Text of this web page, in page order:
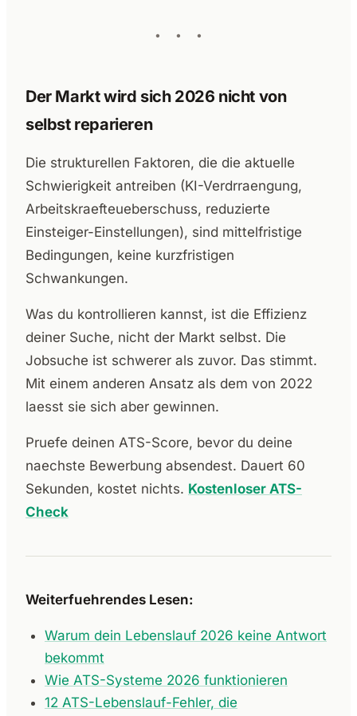
Der Markt wird sich 2026 nicht von
selbst reparieren
Die strukturellen Faktoren, die die aktuelle
Schwierigkeit antreiben (KI-Verdrraengung,
Arbeitskraefteueberschuss, reduzierte
Einsteiger-Einstellungen), sind mittelfristige
Bedingungen, keine kurzfristigen
Schwankungen.
Was du kontrollieren kannst, ist die Effizienz
deiner Suche, nicht der Markt selbst. Die
Jobsuche ist schwerer als zuvor. Das stimmt.
Mit einem anderen Ansatz als dem von 2022
laesst sie sich aber gewinnen.
Pruefe deinen ATS-Score, bevor du deine
naechste Bewerbung absendest. Dauert 60
Sekunden, kostet nichts. Kostenloser ATS-
Check
Weiterfuehrendes Lesen:
Warum dein Lebenslauf 2026 keine Antwort
bekommt
Wie ATS-Systeme 2026 funktionieren
12 ATS-Lebenslauf-Fehler, die